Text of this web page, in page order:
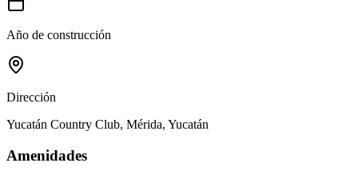
Año de construcción
Dirección
Yucatán Country Club, Mérida, Yucatán
Amenidades